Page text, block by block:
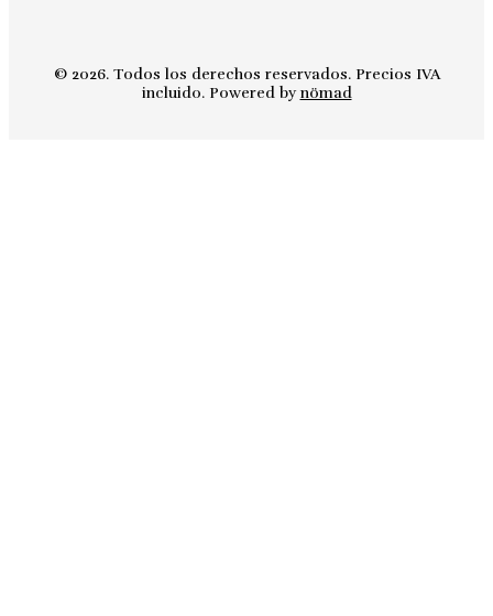
© 2026. Todos los derechos reservados. Precios IVA
incluido. Powered bynömad